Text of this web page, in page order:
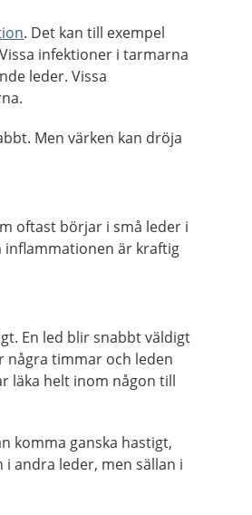
. Det kan till exempel
infektioner i tarmarna
leder. Vissa
Men värken kan dröja
oftast börjar i små leder i
inflammationen är kraftig
En led blir snabbt väldigt
några timmar och leden
läka helt inom någon till
komma ganska hastigt,
i andra leder, men sällan i